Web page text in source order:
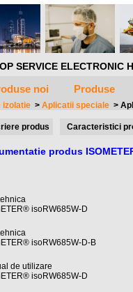
SERVICE
noi Produse
izolatie > Aplicatii speciale >
produs Caracteristici
produs
isoRW685W-D
isoRW685W-D-B
de utilizare
isoRW685W-D